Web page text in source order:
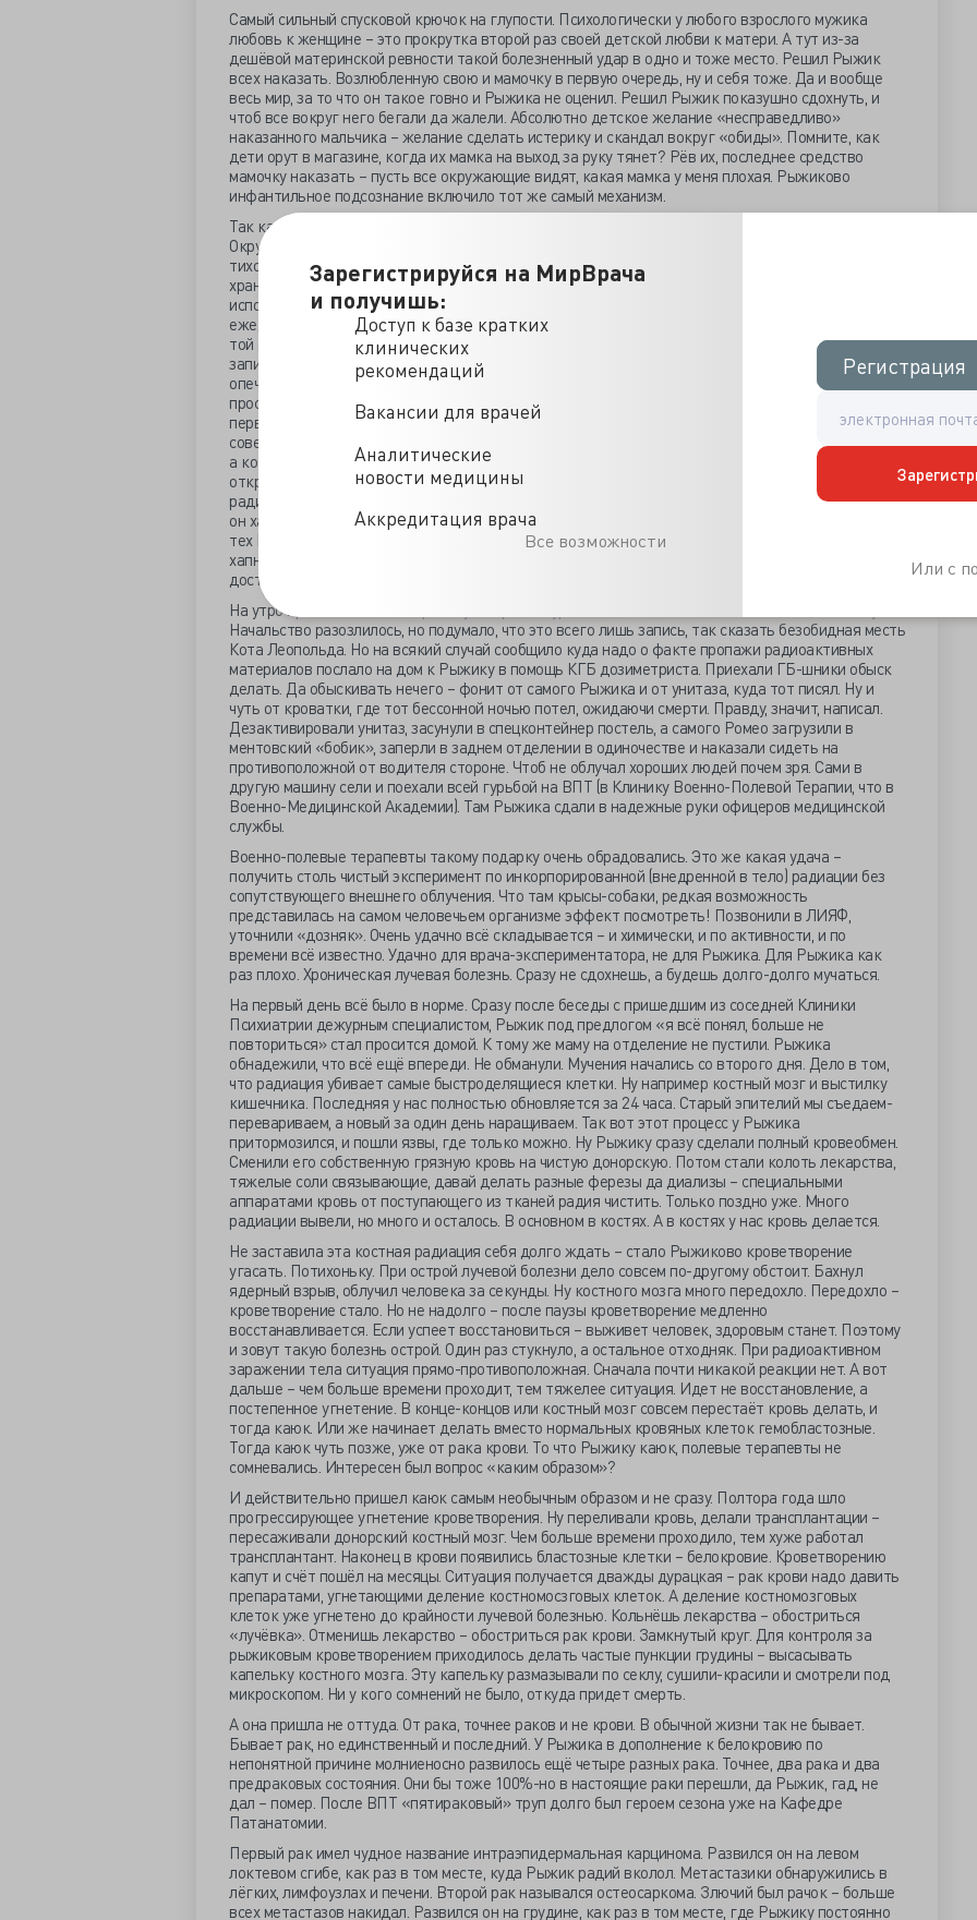
Зарегистрируйся на МирВрача
и получишь:
Доступ к базе кратких
клинических
рекомендаций
Вакансии для врачей
Аналитические
новости медицины
Аккредитация врача
Все возможности
Регистрация
Регистрация
Или с
Самый сильный спусковой крючок на глупости. Психологически у любого взрослого мужика
любовь к женщине – это прокрутка второй раз своей детской любви к матери. А тут из-за
дешёвой материнской ревности такой болезненный удар в одно и тоже место. Решил Рыжик
всех наказать. Возлюбленную свою и мамочку в первую очередь, ну и себя тоже. Да и вообще
весь мир, за то что он такое говно и Рыжика не оценил. Решил Рыжик показушно сдохнуть, и
чтоб все вокруг него бегали да жалели. Абсолютно детское желание «несправедливо»
наказанного мальчика – желание сделать истерику и скандал вокруг «обиды». Помните, как
дети орут в магазине, когда их мамка на выход за руку тянет? Рёв их, последнее средство
мамочку наказать – пусть все окружающие видят, какая мамка у меня плохая. Рыжиково
инфантильное подсознание включило тот же самый механизм.
Так как нашему «ребеночку» шел 25-й годик, то орать благим матом было не солидно.
Окружающие бы не поняли. Поэтому Рыжик взял из маминой домашней аптечки шприц и
тихонько пробрался в лабораторию к своей отринутой любви. В специальном сейфе его любовь
хранила радиоактивные материалы. Материалы были строго учётными, и всякое их
использование регистрировалось в специальном журнале. Расход-наличие и записи сверялись
ежедневно. Ну а учёные в чём-то народ простецкий и комбинацию от сейфа записали на корочке
той самой тетрадки. Так вот Рыжик стащил ампулу с солями радия и сделал соответствующую
запись в учетном журнале. Странички в журнальчике пронумерованы, прошиты, а прошива
опечатана – не вырвешь. Будут начальство и следователи читать. Запись была довольно
пространной, страницы на две. Там Рыжик подробно описал, какое все дерьмо, а любовь его в
первую очередь. А кончался сей опус фразой о том, что жить с подобным к нему отношением, ну
совершенно невозможно, и поэтому Рыжик добровольно умирает, пустив себе радий по вене. Ну
а кого винить в этой смерти – смотри вышенаписанное. Написав сию обидку, Рыжик и вправду
открыл ампулу и сделал себе внутривенный укол её содержимым. Положив шприц в контейнер с
радиоактивными отходами, поехал страдалец домой. Одного этот дурак не знал – сколько Кюри
он хапнул, и что его ждёт. Кюри – это не та женщина, с которой ядерная физика начиналась, а
тех Кюри, точнее Милликюри, в которых радиоактивность в честь той женщины меряют. А
хапнул он немного. Совсем недостаточно, чтоб быстро, но мученически, сдохнуть. Но всё же
достаточно, чтобы в конце-концов сдохнуть. Хоть бы в этом вопросе книжки почитал.
На утро пришла зазноба на работу. Открыла журнальчик и обомлела. Побежала к начальству.
Начальство разозлилось, но подумало, что это всего лишь запись, так сказать безобидная месть
Кота Леопольда. Но на всякий случай сообщило куда надо о факте пропажи радиоактивных
материалов послало на дом к Рыжику в помощь КГБ дозиметриста. Приехали ГБ-шники обыск
делать. Да обыскивать нечего – фонит от самого Рыжика и от унитаза, куда тот писял. Ну и
чуть от кроватки, где тот бессонной ночью потел, ожидаючи смерти. Правду, значит, написал.
Дезактивировали унитаз, засунули в спецконтейнер постель, а самого Ромео загрузили в
ментовский «бобик», заперли в заднем отделении в одиночестве и наказали сидеть на
противоположной от водителя стороне. Чтоб не облучал хороших людей почем зря. Сами в
другую машину сели и поехали всей гурьбой на ВПТ (в Клинику Военно-Полевой Терапии, что в
Военно-Медицинской Академии). Там Рыжика сдали в надежные руки офицеров медицинской
службы.
Военно-полевые терапевты такому подарку очень обрадовались. Это же какая удача –
получить столь чистый эксперимент по инкорпорированной (внедренной в тело) радиации без
сопутствующего внешнего облучения. Что там крысы-собаки, редкая возможность
представилась на самом человечьем организме эффект посмотреть! Позвонили в ЛИЯФ,
уточнили «дозняк». Очень удачно всё складывается – и химически, и по активности, и по
времени всё известно. Удачно для врача-экспериментатора, не для Рыжика. Для Рыжика как
раз плохо. Хроническая лучевая болезнь. Сразу не сдохнешь, а будешь долго-долго мучаться.
На первый день всё было в норме. Сразу после беседы с пришедшим из соседней Клиники
Психиатрии дежурным специалистом, Рыжик под предлогом «я всё понял, больше не
повториться» стал просится домой. К тому же маму на отделение не пустили. Рыжика
обнадежили, что всё ещё впереди. Не обманули. Мучения начались со второго дня. Дело в том,
что радиация убивает самые быстроделящиеся клетки. Ну например костный мозг и выстилку
кишечника. Последняя у нас полностью обновляется за 24 часа. Старый эпителий мы съедаем-
перевариваем, а новый за один день наращиваем. Так вот этот процесс у Рыжика
притормозился, и пошли язвы, где только можно. Ну Рыжику сразу сделали полный кровеобмен.
Сменили его собственную грязную кровь на чистую донорскую. Потом стали колоть лекарства,
тяжелые соли связывающие, давай делать разные ферезы да диализы – специальными
аппаратами кровь от поступающего из тканей радия чистить. Только поздно уже. Много
радиации вывели, но много и осталось. В основном в костях. А в костях у нас кровь делается.
Не заставила эта костная радиация себя долго ждать – стало Рыжиково кроветворение
угасать. Потихоньку. При острой лучевой болезни дело совсем по-другому обстоит. Бахнул
ядерный взрыв, облучил человека за секунды. Ну костного мозга много передохло. Передохло –
кроветворение стало. Но не надолго – после паузы кроветворение медленно
восстанавливается. Если успеет восстановиться – выживет человек, здоровым станет. Поэтому
и зовут такую болезнь острой. Один раз стукнуло, а остальное отходняк. При радиоактивном
заражении тела ситуация прямо-противоположная. Сначала почти никакой реакции нет. А вот
дальше – чем больше времени проходит, тем тяжелее ситуация. Идет не восстановление, а
постепенное угнетение. В конце-концов или костный мозг совсем перестаёт кровь делать, и
тогда каюк. Или же начинает делать вместо нормальных кровяных клеток гемобластозные.
Тогда каюк чуть позже, уже от рака крови. То что Рыжику каюк, полевые терапевты не
сомневались. Интересен был вопрос «каким образом»?
И действительно пришел каюк самым необычным образом и не сразу. Полтора года шло
прогрессирующее угнетение кроветворения. Ну переливали кровь, делали трансплантации –
пересаживали донорский костный мозг. Чем больше времени проходило, тем хуже работал
трансплантант. Наконец в крови появились бластозные клетки – белокровие. Кроветворению
капут и счёт пошёл на месяцы. Ситуация получается дважды дурацкая – рак крови надо давить
препаратами, угнетающими деление костномосзговых клеток. А деление костномозговых
клеток уже угнетено до крайности лучевой болезнью. Кольнёшь лекарства – обостриться
«лучёвка». Отменишь лекарство – обостриться рак крови. Замкнутый круг. Для контроля за
рыжиковым кроветворением приходилось делать частые пункции грудины – высасывать
капельку костного мозга. Эту капельку размазывали по секлу, сушили-красили и смотрели под
микроскопом. Ни у кого сомнений не было, откуда придет смерть.
А она пришла не оттуда. От рака, точнее раков и не крови. В обычной жизни так не бывает.
Бывает рак, но единственный и последний. У Рыжика в дополнение к белокровию по
непонятной причине молниеносно развилось ещё четыре разных рака. Точнее, два рака и два
предраковых состояния. Они бы тоже 100%-но в настоящие раки перешли, да Рыжик, гад, не
дал – помер. После ВПТ «пятираковый» труп долго был героем сезона уже на Кафедре
Патанатомии.
Первый рак имел чудное название интраэпидермальная карцинома. Развился он на левом
локтевом сгибе, как раз в том месте, куда Рыжик радий вколол. Метастазики обнаружились в
лёгких, лимфоузлах и печени. Второй рак назывался остеосаркома. Злючий был рачок – больше
всех метастазов накидал. Развился он на грудине, как раз в том месте, где Рыжику постоянно